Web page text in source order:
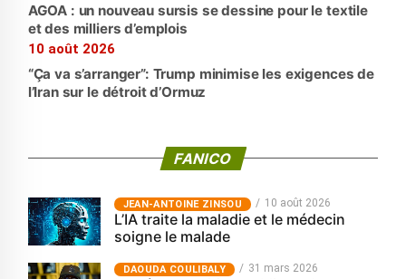
AGOA : un nouveau sursis se dessine pour le textile
et des milliers d’emplois
10 août 2026
“Ça va s’arranger”: Trump minimise les exigences de
l’Iran sur le détroit d’Ormuz
FANICO
JEAN-ANTOINE ZINSOU 10 août 2026
L’IA traite la maladie et le médecin
soigne le malade
‎DAOUDA COULIBALY 31 mars 2026